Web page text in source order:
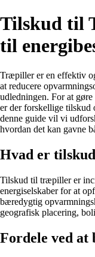
Tilskud til
til
Træpiller er en effektiv
at reducere
udledningen. For at
er der forskellige tilskud
denne guide vil vi
hvordan det kan gavne
Hvad er
Tilskud til træpiller er
energiselskaber for at
bæredygtig
geografisk placering,
Fordele ved